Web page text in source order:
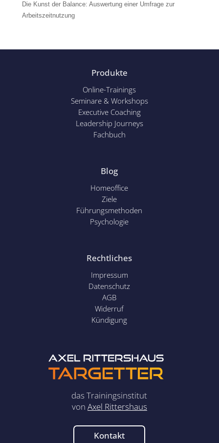
Die Kunst der Balance: Auswertung einer Umfrage zur
Arbeitszeitnutzung
Produkte
Online-Trainings
Seminare & Workshops
Executive Coaching
Leadership Journeys
Fachbuch
Blog
Homeoffice
Ziele
Führungsmethoden
Psychologie
Rechtliches
Impressum
Datenschutz
AGB
Widerruf
Kündigung
das Trainingsinstitut
von Axel Rittershaus
Kontakt